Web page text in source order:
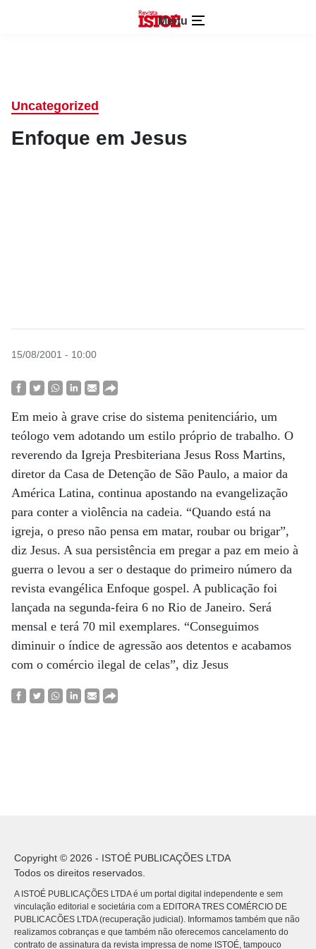
Menu
Uncategorized
Enfoque em Jesus
15/08/2001 - 10:00
Em meio à grave crise do sistema penitenciário, um
teólogo vem adotando um estilo próprio de trabalho. O
reverendo da Igreja Presbiteriana Jesus Ross Martins,
diretor da Casa de Detenção de São Paulo, a maior da
América Latina, continua apostando na evangelização
para conter a violência na cadeia. “Quando está na
igreja, o preso não pensa em matar, roubar ou brigar”,
diz Jesus. A sua persistência em pregar a paz em meio à
guerra o levou a ser o destaque do primeiro número da
revista evangélica Enfoque gospel. A publicação foi
lançada na segunda-feira 6 no Rio de Janeiro. Será
mensal e terá 70 mil exemplares. “Conseguimos
diminuir o índice de agressão aos detentos e acabamos
com o comércio ilegal de celas”, diz Jesus
Copyright © 2026 - ISTOÉ PUBLICAÇÕES LTDA
Todos os direitos reservados.
A ISTOÉ PUBLICAÇÕES LTDA é um portal digital independente e sem
vinculação editorial e societária com a EDITORA TRES COMÉRCIO DE
PUBLICACÕES LTDA (recuperação judicial). Informamos também que não
realizamos cobranças e que também não oferecemos cancelamento do
contrato de assinatura da revista impressa de nome ISTOÉ, tampouco